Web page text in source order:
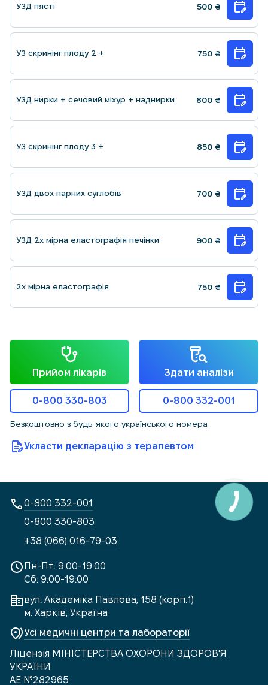
УЗД пясті 500 ₴
УЗ скринiнг плоду 2 + 750 ₴
УЗД нирки + сечовий міхур + наднирки 800 ₴
УЗ скринiнг плоду 3 + 850 ₴
УЗД двох парних суглобів 700 ₴
УЗД 2х мірна еластографія печінки 900 ₴
2х мірна еластографія 750 ₴
Прийом лікарів Здати аналізи
0-800 330-803 0-800 332-001
Безкоштовно з будь-якого українського номера
Укласти декларацію з терапевтом
Пн-Пт: 9:00-19:00
Сб: 9:00-19:00
вул. Академіка Павлова, 158 (корп.1)
м. Харків, Україна
Усі медичні центри та лабораторії
Ліцензія МІНІСТЕРСТВА ОХОРОНИ ЗДОРОВ'Я
УКРАЇНИ
АЕ №282965
0-800 332-001
0-800 330-803
+38 (066) 016-79-03